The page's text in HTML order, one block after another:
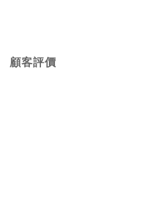
顧客評價